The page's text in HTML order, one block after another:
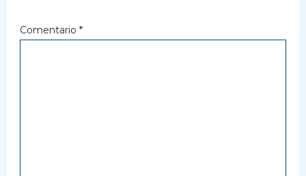
Comentario*